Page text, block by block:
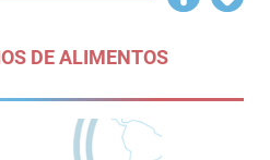
DE ALIMENTOS